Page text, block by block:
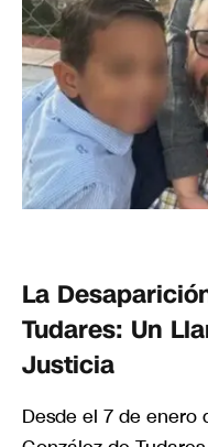
La
Tudares: Un
Justicia
Desde el 7 de enero